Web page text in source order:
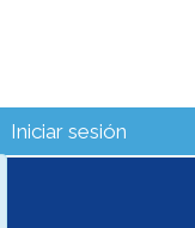
Iniciar sesión